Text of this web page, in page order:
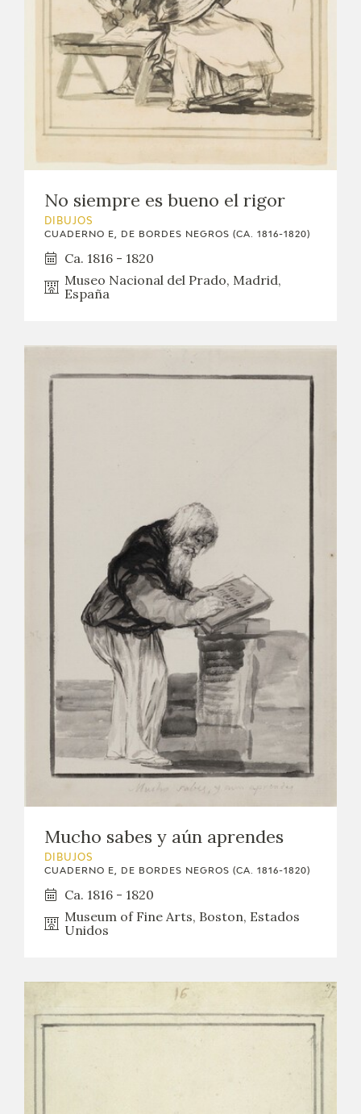
No siempre es bueno el rigor
DIBUJOS
CUADERNO E, DE BORDES NEGROS (CA. 1816-1820)
Ca. 1816 - 1820
Museo Nacional del Prado, Madrid,
España
Mucho sabes y aún aprendes
DIBUJOS
CUADERNO E, DE BORDES NEGROS (CA. 1816-1820)
Ca. 1816 - 1820
Museum of Fine Arts, Boston, Estados
Unidos